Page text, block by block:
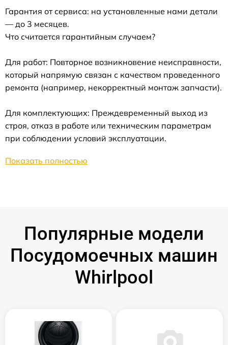
Гарантия от сервиса: на установленные нами детали
— до 3 месяцев.
Что считается гарантийным случаем?
Для работ: Повторное возникновение неисправности,
который напрямую связан с качеством проведенного
ремонта (например, некорректный монтаж запчасти).
Для комплектующих: Преждевременный выход из
строя, отказ в работе или техническим параметрам
при соблюдении условий эксплуатации.
Показать полностью
Популярные модели
Посудомоечных машин
Whirlpool